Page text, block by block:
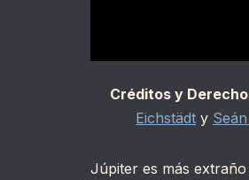
Créditos y
Eichstädt y
Júpiter es más